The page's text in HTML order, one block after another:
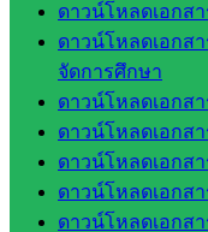
ดาวน์โหลดเอกส
ดาวน์โหลดเอกส
จัดการศึกษา
ดาวน์โหลดเอกส
ดาวน์โหลดเอกส
ดาวน์โหลดเอกส
ดาวน์โหลดเอกส
ดาวน์โหลดเอกส
กลุ่
มอำนวย
การ
กลุ่ม
บริหาร
งานงาน
เงินและ